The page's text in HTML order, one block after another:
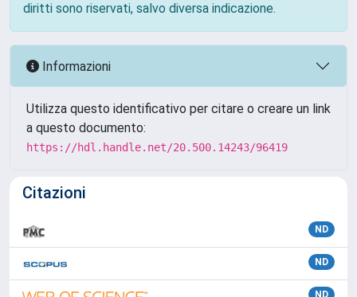
diritti sono riservati, salvo diversa indicazione.
Informazioni
Utilizza questo identificativo per citare o creare un link
a questo documento:
https://hdl.handle.net/20.500.14243/96419
Citazioni
ND
ND
ND